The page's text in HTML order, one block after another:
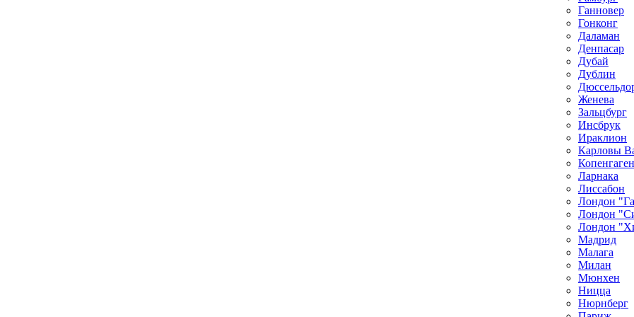
Ганновер
Гонконг
Даламан
Денпасар
Дубай
Дублин
Женева
Зальцбург
Инсбрук
Ираклион
Карловы
Копенгаген
Ларнака
Лиссабон
Лондон
Лондон
Лондон
Мадрид
Малага
Милан
Мюнхен
Ницца
Нюрнберг